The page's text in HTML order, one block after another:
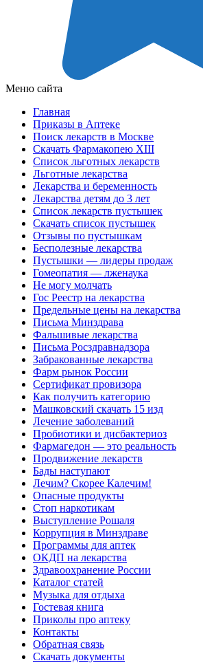
Меню сайта
Главная
Приказы в Аптеке
Поиск лекарств в Москве
Скачать Фармакопею XIII
Список льготных лекарств
Льготные лекарства
Лекарства и беременность
Лекарства детям до 3 лет
Список лекарств пустышек
Скачать список пустышек
Отзывы по пустышкам
Бесполезные лекарства
Пустышки — лидеры продаж
Гомеопатия — лженаука
Не могу молчать
Гос Реестр на лекарства
Предельные цены на лекарства
Письма Минздрава
Фальшивые лекарства
Письма Росздравнадзора
Забракованные лекарства
Фарм рынок России
Сертификат провизора
Как получить категорию
Машковский скачать 15 изд
Лечение заболеваний
Пробиотики и дисбактериоз
Фармагедон — это реальность
Продвижение лекарств
Бады наступают
Лечим? Скорее Калечим!
Опасные продукты
Стоп наркотикам
Выступление Рошаля
Коррупция в Минздраве
Программы для аптек
ОКДП на лекарства
Здравоохранение России
Каталог статей
Музыка для отдыха
Гостевая книга
Приколы про аптеку
Контакты
Обратная связь
Скачать документы